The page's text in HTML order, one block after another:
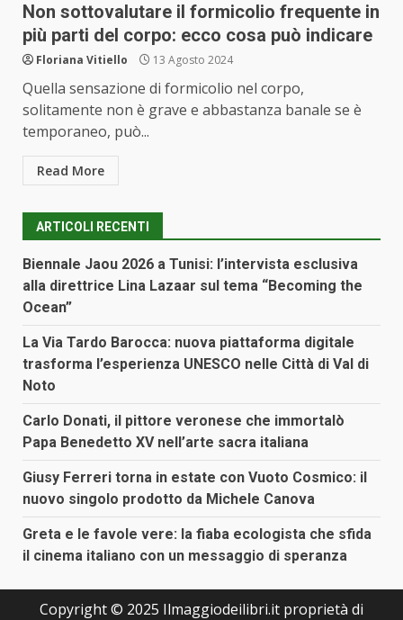
Non sottovalutare il formicolio frequente in
più parti del corpo: ecco cosa può indicare
Floriana Vitiello 13 Agosto 2024
Quella sensazione di formicolio nel corpo,
solitamente non è grave e abbastanza banale se è
temporaneo, può...
Read More
ARTICOLI RECENTI
Biennale Jaou 2026 a Tunisi: l’intervista esclusiva
alla direttrice Lina Lazaar sul tema “Becoming the
Ocean”
La Via Tardo Barocca: nuova piattaforma digitale
trasforma l’esperienza UNESCO nelle Città di Val di
Noto
Carlo Donati, il pittore veronese che immortalò
Papa Benedetto XV nell’arte sacra italiana
Giusy Ferreri torna in estate con Vuoto Cosmico: il
nuovo singolo prodotto da Michele Canova
Greta e le favole vere: la fiaba ecologista che sfida
il cinema italiano con un messaggio di speranza
Copyright © 2025 Ilmaggiodeilibri.it proprietà di